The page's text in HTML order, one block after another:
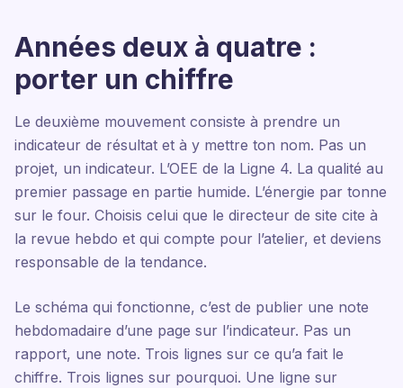
Années deux à quatre :
porter un chiffre
Le deuxième mouvement consiste à prendre un
indicateur de résultat et à y mettre ton nom. Pas un
projet, un indicateur. L’OEE de la Ligne 4. La qualité au
premier passage en partie humide. L’énergie par tonne
sur le four. Choisis celui que le directeur de site cite à
la revue hebdo et qui compte pour l’atelier, et deviens
responsable de la tendance.
Le schéma qui fonctionne, c’est de publier une note
hebdomadaire d’une page sur l’indicateur. Pas un
rapport, une note. Trois lignes sur ce qu’a fait le
chiffre. Trois lignes sur pourquoi. Une ligne sur